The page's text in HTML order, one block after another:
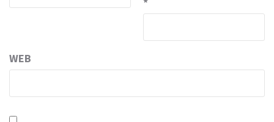
WEB